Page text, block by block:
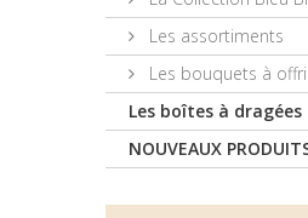
Les assortiments
Les bouquets à
Les boîtes à dragées
NOUVEAUX